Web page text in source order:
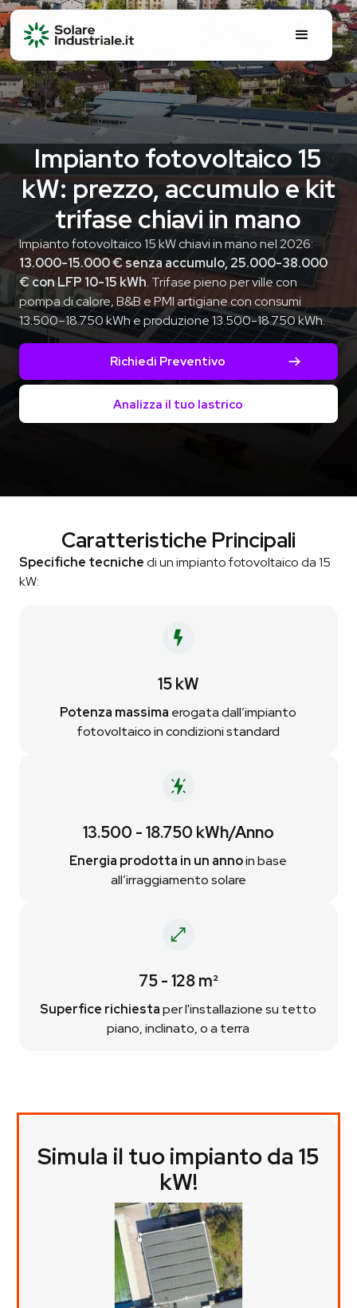
Impianto fotovoltaico 15
kW: prezzo, accumulo e kit
trifase chiavi in mano
Impianto fotovoltaico 15 kW chiavi in mano nel 2026:
13.000-15.000 € senza accumulo, 25.000-38.000
€ con LFP 10-15 kWh. Trifase pieno per ville con
pompa di calore, B&B e PMI artigiane con consumi
13.500–18.750 kWh e produzione 13.500-18.750 kWh.
Richiedi Preventivo
Analizza il tuo lastrico
Caratteristiche Principali
Specifiche tecnichedi un impianto fotovoltaico da 15
kW:
15 kW
Potenza massima erogata dall’impianto
fotovoltaico in condizioni standard
13.500 - 18.750 kWh/Anno
Energia prodotta in un annoin base
all’irraggiamento solare
75 - 128 m²
Superfice richiestaper l'installazione su tetto
piano, inclinato, o a terra
Simula il tuo impianto da 15
kW!